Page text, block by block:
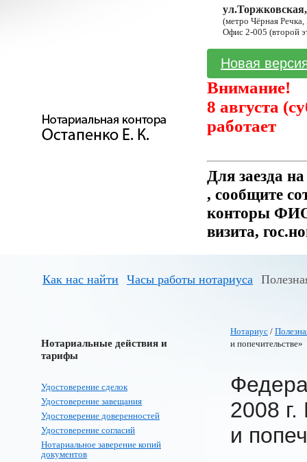
(метро Чёрная
Офис 2-005 (второй
Новая
Внимание!
8 августа
работает
Для заезда
, сообщите
конторы ФИО
визита,
Как нас найти Часы работы нотариуса
Нотариальные действия и
тарифы
Удостоверение сделок
Удостоверение завещания
Удостоверение доверенностей
Удостоверение согласий
Нотариальное заверение копий
документов
Нотариус /
и попечительстве»
2008
и